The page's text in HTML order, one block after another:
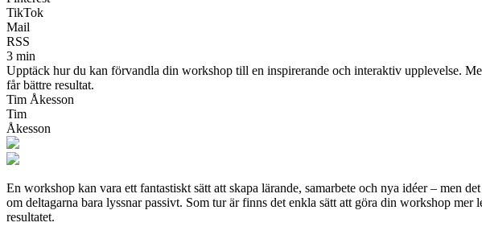
TikTok
Mail
RSS
3 min
Upptäck hur du kan förvandla din workshop till en inspirerande och interaktiv upplevelse.
får bättre resultat.
Tim Åkesson
Tim
Åkesson
En workshop kan vara ett fantastiskt sätt att skapa lärande, samarbete och nya idéer – men
om deltagarna bara lyssnar passivt. Som tur är finns det enkla sätt att göra din workshop
resultatet.